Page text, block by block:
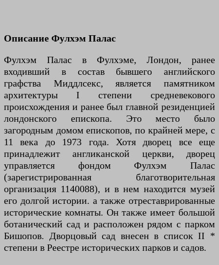
Описание Фулхэм Палас
Фулхэм Палас в Фулхэме, Лондон, ранее
входивший в состав бывшего английского
графства Миддлсекс, является памятником
архитектуры I степени средневекового
происхождения и ранее был главной резиденцией
лондонского епископа. Это место было
загородным домом епископов, по крайней мере, с
11 века до 1973 года. Хотя дворец все еще
принадлежит англиканской церкви, дворец
управляется фондом Фулхэм Палас
(зарегистрированная благотворительная
организация 1140088), и в нем находится музей
его долгой истории. а также отреставрированные
исторические комнаты. Он также имеет большой
ботанический сад и расположен рядом с парком
Бишопов. Дворцовый сад внесен в список II *
степени в Реестре исторических парков и садов.